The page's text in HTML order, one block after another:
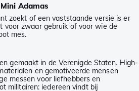
Adamas
zoekt of een vaststaande versie is er
voor zwaar gebruik of voor wie de
mes.
gemaakt in de Verenigde Staten. High-
en gemotiveerde mensen
messen voor liefhebbers en
militairen: iedereen vindt bij